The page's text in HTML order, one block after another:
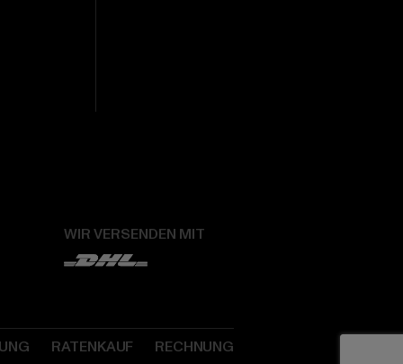
WIR VERSENDEN MIT
RATENKAUF RECHNUNG